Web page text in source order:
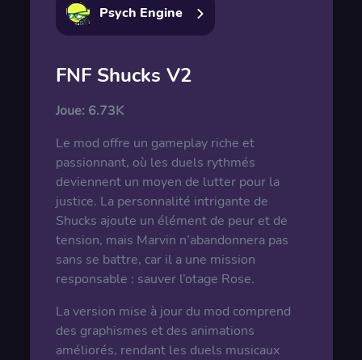
Psych Engine
FNF Shucks V2
Joue: 6.73K
Le mod offre un gameplay riche et
passionnant, où les duels rythmés
deviennent un moyen de lutter pour la
justice. La personnalité intrigante de
Shucks ajoute un élément de peur et de
tension, mais Marvin n’abandonnera pas
sans se battre, car il a une mission
responsable : sauver l’otage Rose.
La version mise à jour du mod comprend
des graphismes et des animations
améliorés, rendant les duels musicaux